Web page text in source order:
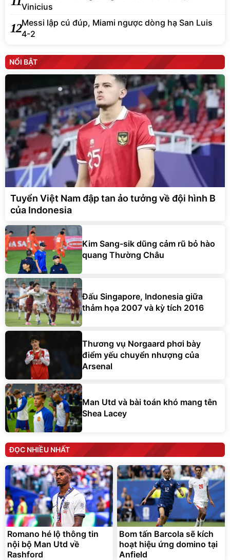
Vinicius
12Messi lập cú đúp, Miami ngược dòng hạ San Luis
4-2
NỔI BẬT
Tuyển Việt Nam đập tan ảo tưởng về đội hình B
của Indonesia
Kim Sang-sik dũng cảm rũ bỏ hào
quang Thường Châu
Đấu Singapore, Indonesia giữa
thảm họa 2007 và kỳ tích 2016
Thương vụ Norgaard phơi bày
điểm yếu chuyển nhượng của
Arsenal
Man Utd và bài toán khó mang tên
Shea Lacey
ĐỌC NHIỀU NHẤT
Romano hé lộ thông tin
nội bộ Man Utd về
Rashford
Bom tấn Barcola sẽ kích
hoạt hiệu ứng domino tại
Anfield